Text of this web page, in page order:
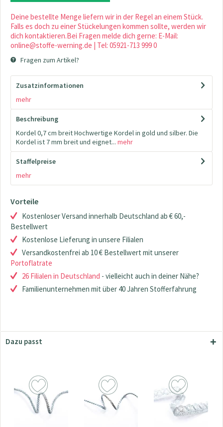
Deine bestellte Menge liefern wir in der Regel an einem Stück.
Falls es doch zu einer Stückelungen kommen sollte, werden wir
dich kontaktieren.Bei Fragen melde dich gerne: E-Mail:
online@stoffe-werning.de | Tel: 05921-713 999 0
Fragen zum Artikel?
Zusatzinformationen
mehr
Beschreibung
Kordel 0,7 cm breit Hochwertige Kordel in gold und silber. Die
Kordel ist 7 mm breit und eignet... mehr
Staffelpreise
mehr
Vorteile
Kostenloser Versand innerhalb Deutschland ab € 60,-
Bestellwert
Kostenlose Lieferung in unsere Filialen
Versandkostenfrei ab 10 € Bestellwert mit unserer
Portoflatrate
26 Filialen in Deutschland - vielleicht auch in deiner Nähe?
Familienunternehmen mit über 40 Jahren Stofferfahrung
Dazu passt